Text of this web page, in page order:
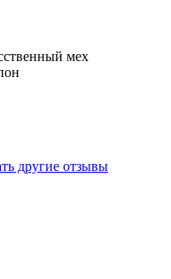
мех
другие отзывы